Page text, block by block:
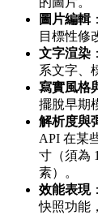
圖片編輯
目標性修
文字渲染
系文字、
寫實風格
擺脫早期
解析度與
API 在某
寸（須為
素）。
效能表現
快照功能